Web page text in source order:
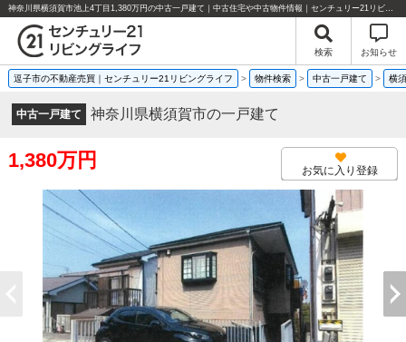
神奈川県横須賀市池上4丁目1,380万円の中古一戸建て｜中古住宅や中古物件情報｜センチュリー21リビングライフ
検索 お知らせ
逗子市の不動産売買｜センチュリー21リビングライフ > 物件検索 > 中古一戸建て > 横
中古一戸建て 神奈川県横須賀市の一戸建て
1,380万円 お気に入り登録